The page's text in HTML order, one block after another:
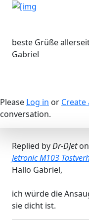
beste Grüße
Gabriel
Please Log in or Create
conversation.
Replied byDr-DJet
Jetronic M103
Hallo Gabriel,
ich würde die
sie dicht ist.